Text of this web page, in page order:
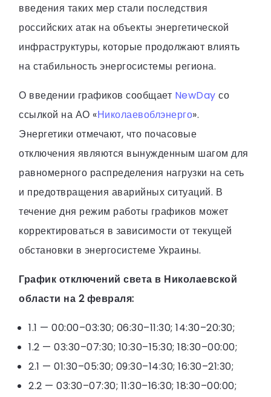
введения таких мер стали последствия
российских атак на объекты энергетической
инфраструктуры, которые продолжают влиять
на стабильность энергосистемы региона.
О введении графиков сообщает NewDay со
ссылкой на АО «Николаевоблэнерго».
Энергетики отмечают, что почасовые
отключения являются вынужденным шагом для
равномерного распределения нагрузки на сеть
и предотвращения аварийных ситуаций. В
течение дня режим работы графиков может
корректироваться в зависимости от текущей
обстановки в энергосистеме Украины.
График отключений света в Николаевской
области на 2 февраля:
1.1 — 00:00–03:30; 06:30–11:30; 14:30–20:30;
1.2 — 03:30–07:30; 10:30–15:30; 18:30–00:00;
2.1 — 01:30–05:30; 09:30–14:30; 16:30–21:30;
2.2 — 03:30–07:30; 11:30–16:30; 18:30–00:00;